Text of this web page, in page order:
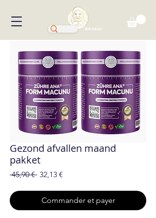
BIG SALE!
Gezond afvallen maand
pakket
45,90 € Prix
32,13 €
Commander et payer